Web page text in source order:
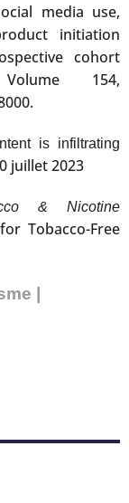
media use,
initiation
cohort
154,
is infiltrating
juillet 2023
& Nicotine
Tobacco-Free
|